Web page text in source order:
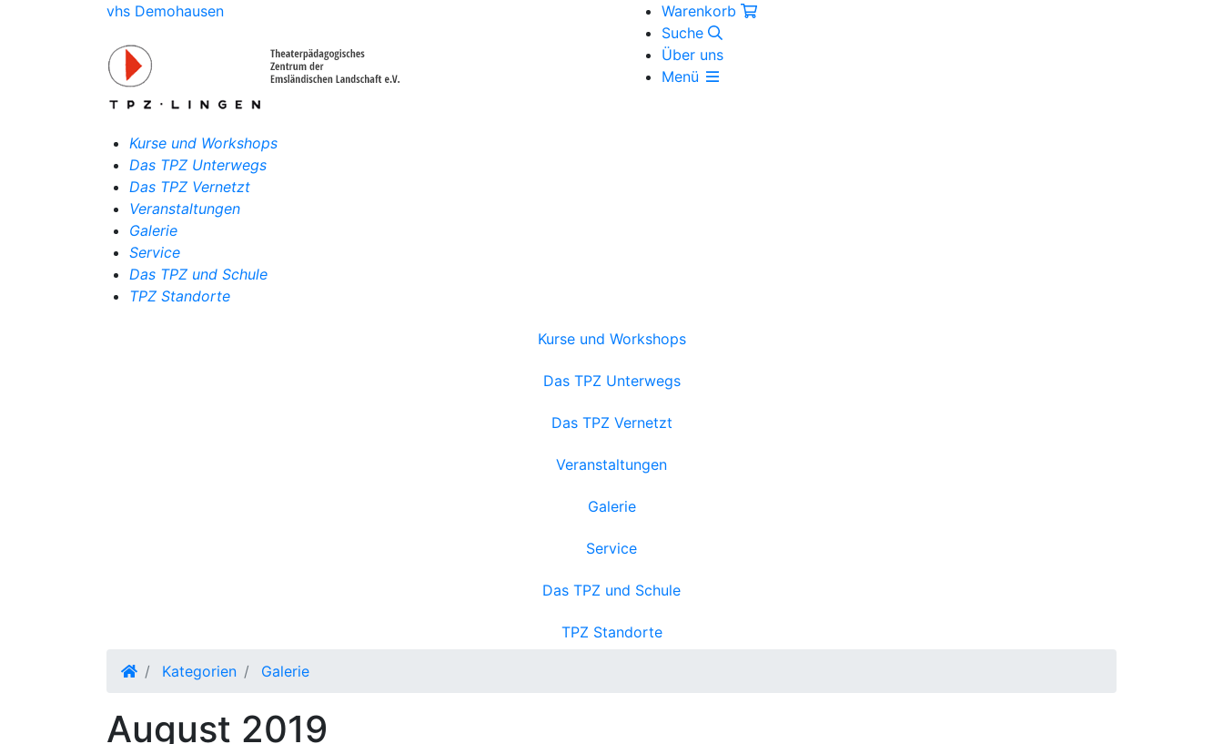
vhs Demohausen
Warenkorb
Suche
Über uns
Menü
Kurse und Workshops
Das TPZ Unterwegs
Das TPZ Vernetzt
Veranstaltungen
Galerie
Service
Das TPZ und Schule
TPZ Standorte
Kurse und Workshops
Das TPZ Unterwegs
Das TPZ Vernetzt
Veranstaltungen
Galerie
Service
Das TPZ und Schule
TPZ Standorte
Kategorien Galerie
August 2019